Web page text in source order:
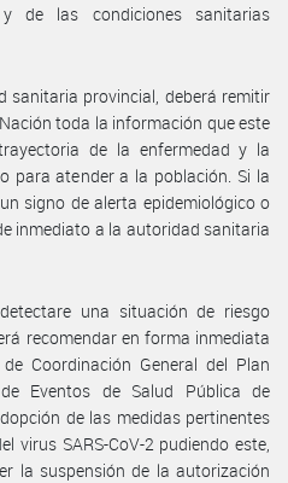
de las condiciones sanitarias
sanitaria provincial, deberá remitir
toda la información que este
de la enfermedad y la
para atender a la población. Si la
signo de alerta epidemiológico o
inmediato a la autoridad sanitaria
una situación de riesgo
recomendar en forma inmediata
Coordinación General del Plan
Eventos de Salud Pública de
de las medidas pertinentes
virus SARS-CoV-2 pudiendo este,
la suspensión de la autorización